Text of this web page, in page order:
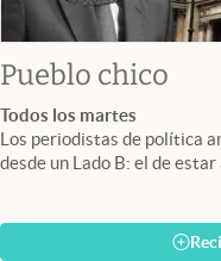
Pueblo chico
Todos los martes
Los periodistas de política
desde un Lado B: el de estar